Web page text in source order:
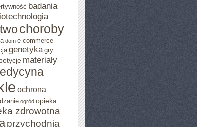
badania
choroby
dom e-commerce
genetyka gry
materiały
ochrona
ogród opieka
zdrowotna
przychodnia